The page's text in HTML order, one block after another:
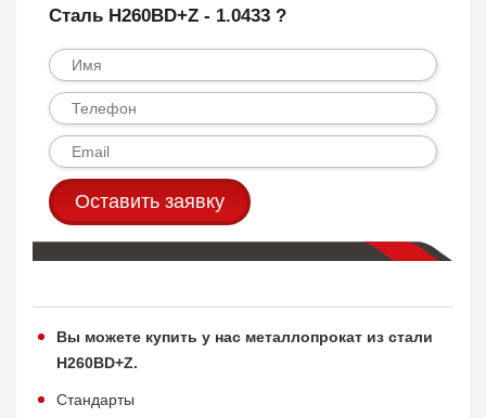
Сталь H260BD+Z - 1.0433 ?
Оставить заявку
Вы можете купить у нас металлопрокат из стали
H260BD+Z.
Стандарты